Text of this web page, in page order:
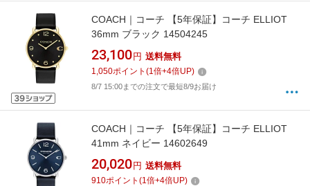
COACH｜コーチ 【5年保証】コーチ ELLIOT
36mm ブラック 14504245
23,100 円 送料無料
1,050ポイント (1倍+4倍UP)
8/7 15:00までの注文で最短8/9お届け
COACH｜コーチ 【5年保証】コーチ ELLIOT
41mm ネイビー 14602649
20,020 円 送料無料
910ポイント (1倍+4倍UP)